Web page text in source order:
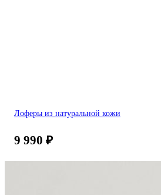
Лоферы из натуральной кожи
9 990 ₽